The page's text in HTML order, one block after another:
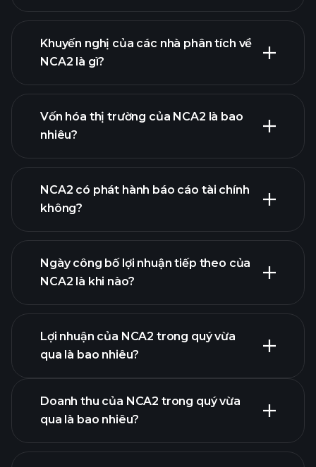
Khuyến nghị của các nhà phân tích về
NCA2 là gì?
Vốn hóa thị trường của NCA2 là bao
nhiêu?
danh sách cổ phiếu
của chúng tôi
NCA2 có phát hành báo cáo tài chính
không?
tài chính của
NCA2
Ngày công bố lợi nhuận tiếp theo của
NCA2 là khi nào?
Lịch công bố lợi nhuận
Lợi nhuận của NCA2 trong quý vừa
qua là bao nhiêu?
Doanh thu của NCA2 trong quý vừa
qua là bao nhiêu?